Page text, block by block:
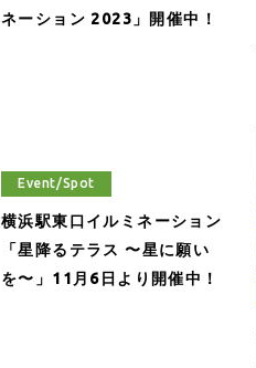
ネーション 2023」開催中！
Event/Spot
横浜駅東口イルミネーション
「星降るテラス 〜星に願い
を〜」11月6日より開催中！